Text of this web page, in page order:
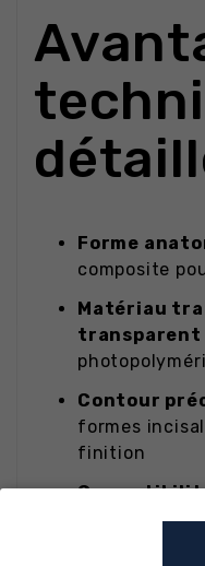
Forme
composite
Matériau
transparent
Contour
formes
finition
avec tous